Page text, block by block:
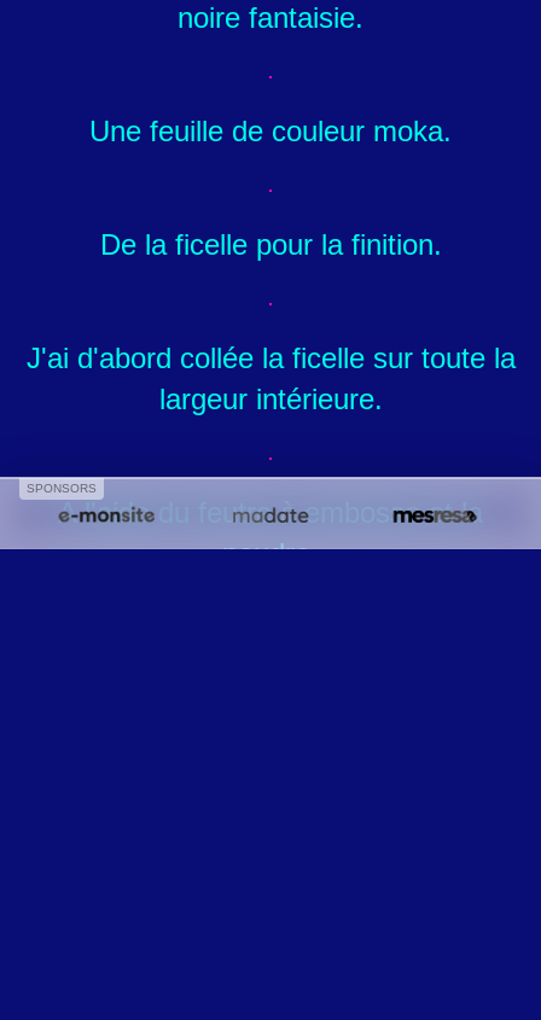
noire fantaisie.
Une feuille de couleur moka.
De la ficelle pour la finition.
J'ai d'abord collée la ficelle sur toute la
largeur intérieure.
A l'aide du feutre à embosse et la
poudre,
SPONSORS